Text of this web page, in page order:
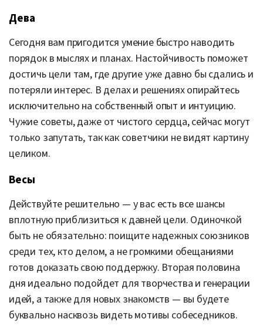
Дева
Сегодня вам пригодится умение быстро наводить
порядок в мыслях и планах. Настойчивость поможет
достичь цели там, где другие уже давно бы сдались и
потеряли интерес. В делах и решениях опирайтесь
исключительно на собственный опыт и интуицию.
Чужие советы, даже от чистого сердца, сейчас могут
только запутать, так как советчики не видят картину
целиком.
Весы
Действуйте решительно — у вас есть все шансы
вплотную приблизиться к давней цели. Одиночкой
быть не обязательно: поищите надежных союзников
среди тех, кто делом, а не громкими обещаниями
готов доказать свою поддержку. Вторая половина
дня идеально подойдет для творчества и генерации
идей, а также для новых знакомств — вы будете
буквально насквозь видеть мотивы собеседников.